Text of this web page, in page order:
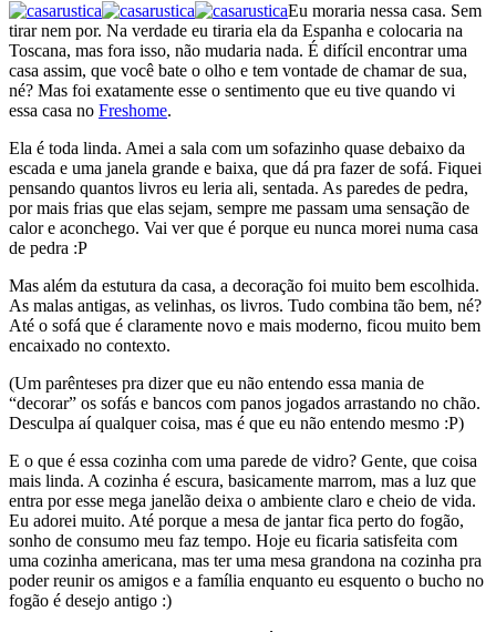
Eu moraria nessa casa. Sem
tirar nem por. Na verdade eu tiraria ela da Espanha e colocaria na
Toscana, mas fora isso, não mudaria nada. É difícil encontrar uma
casa assim, que você bate o olho e tem vontade de chamar de sua,
né? Mas foi exatamente esse o sentimento que eu tive quando vi
essa casa no Freshome.
Ela é toda linda. Amei a sala com um sofazinho quase debaixo da
escada e uma janela grande e baixa, que dá pra fazer de sofá. Fiquei
pensando quantos livros eu leria ali, sentada. As paredes de pedra,
por mais frias que elas sejam, sempre me passam uma sensação de
calor e aconchego. Vai ver que é porque eu nunca morei numa casa
de pedra :P
Mas além da estutura da casa, a decoração foi muito bem escolhida.
As malas antigas, as velinhas, os livros. Tudo combina tão bem, né?
Até o sofá que é claramente novo e mais moderno, ficou muito bem
encaixado no contexto.
(Um parênteses pra dizer que eu não entendo essa mania de
“decorar” os sofás e bancos com panos jogados arrastando no chão.
Desculpa aí qualquer coisa, mas é que eu não entendo mesmo :P)
E o que é essa cozinha com uma parede de vidro? Gente, que coisa
mais linda. A cozinha é escura, basicamente marrom, mas a luz que
entra por esse mega janelão deixa o ambiente claro e cheio de vida.
Eu adorei muito. Até porque a mesa de jantar fica perto do fogão,
sonho de consumo meu faz tempo. Hoje eu ficaria satisfeita com
uma cozinha americana, mas ter uma mesa grandona na cozinha pra
poder reunir os amigos e a família enquanto eu esquento o bucho no
fogão é desejo antigo :)